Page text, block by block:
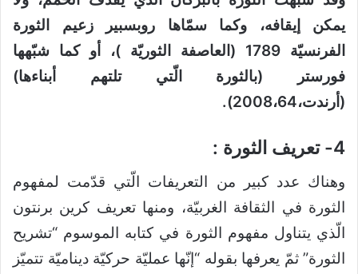
يمكن إيقافه، وكما سمّاها روبسبير زعيم الثورة
الفرنسيّة 1789 (العاصفة الثوريّة )، أو كما شبّهها
فورستر (بالثورة الّتي تلتهم أبناءها)
(أرندت،2008،64)
.
4- تعريف الثورة :
وهناك عدد كبير من التعريفات الّتي قدّمت لمفهوم
الثورة في الثقافة الغربيّة، ومنها تعريف كرين برنتون
الّذي يتناول مفهوم الثورة في كتابه الموسوم “تشريح
الثورة” ثمّ يعرفها بقوله “إنّها عمليّة حركيّة ديناميّة تتميّز